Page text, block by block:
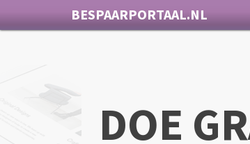
BESPAARPORTAAL.NL
DOE